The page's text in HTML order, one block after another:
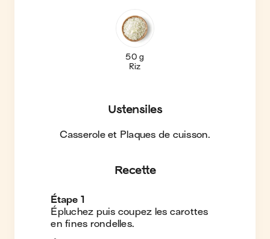
50 g
Riz
Ustensiles
Casserole et Plaques de cuisson.
Recette
Étape 1
Épluchez puis coupez les carottes
en fines rondelles.